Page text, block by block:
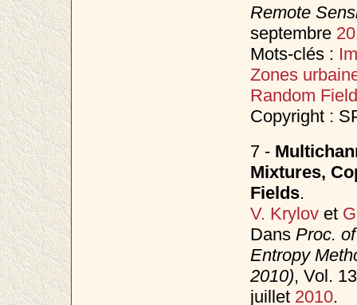
Remote
septembre
Mots-clés :
Zones
Random
Copyright :
7 -
Mixtures,
Fields.
V. Krylovet
Dans Proc.
Entropy
2010), Vol.
juillet 2010.